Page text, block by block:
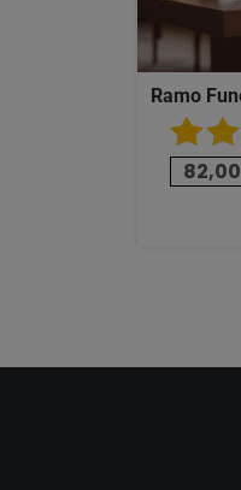
Ramo